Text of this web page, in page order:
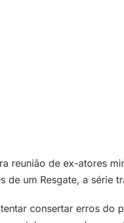
reunião de ex-atores
de um Resgate, a série
consertar erros do